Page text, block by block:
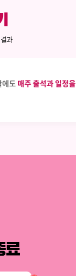
과
에도매주 출석과 일정을